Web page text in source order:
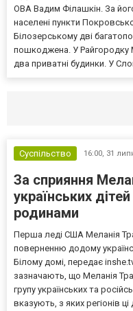
ОВА Вадим Філашкін. За
населені пункти
Білозерському дві
пошкоджена. У Райгородку
два приватні будинки. У
Суспільство 16:00, 31
За сприяння
українських
родинами
Перша леді США Меланія
поверненню додому
Білому домі, передає
зазначають, що Меланія
групу українських та
вказують, з яких регіонів ці